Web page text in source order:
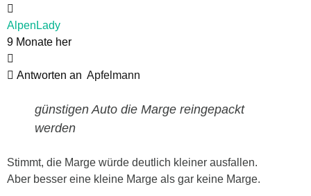
AlpenLady
9 Monate her
Antworten an Apfelmann
günstigen Auto die Marge reingepackt
werden
Stimmt, die Marge würde deutlich kleiner ausfallen.
Aber besser eine kleine Marge als gar keine Marge.